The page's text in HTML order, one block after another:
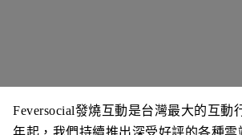
Feversocial發燒互動是台灣最大的互動
年起，我們持續推出深受好評的各種雲